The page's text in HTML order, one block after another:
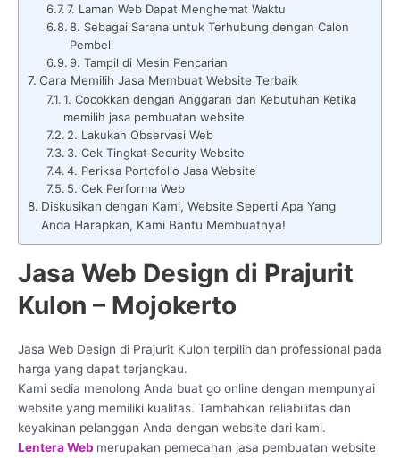
7. Laman Web Dapat Menghemat Waktu
8. Sebagai Sarana untuk Terhubung dengan Calon
Pembeli
9. Tampil di Mesin Pencarian
Cara Memilih Jasa Membuat Website Terbaik
1. Cocokkan dengan Anggaran dan Kebutuhan Ketika
memilih jasa pembuatan website
2. Lakukan Observasi Web
3. Cek Tingkat Security Website
4. Periksa Portofolio Jasa Website
5. Cek Performa Web
Diskusikan dengan Kami, Website Seperti Apa Yang
Anda Harapkan, Kami Bantu Membuatnya!
Jasa Web Design di Prajurit
Kulon – Mojokerto
Jasa Web Design di Prajurit Kulon terpilih dan professional pada
harga yang dapat terjangkau.
Kami sedia menolong Anda buat go online dengan mempunyai
website yang memiliki kualitas. Tambahkan reliabilitas dan
keyakinan pelanggan Anda dengan website dari kami.
Lentera Web merupakan pemecahan jasa pembuatan website